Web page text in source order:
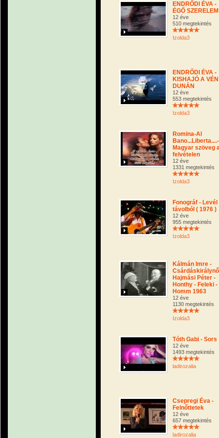
ENDRŐDI ÉVA -
ÉGŐ SZERELEM
12 éve
510 megtekintés
Izolda3
ENDRŐDI ÉVA -
KISHAJÓ A VÉN
DUNÁN
12 éve
553 megtekintés
Izolda3
Romina-Al
Bano...Liberta....-
Magyar szöveg
felvételen
12 éve
1331 megtekintés
Izolda3
Fonográf - Levél
távolból ( 1976 )
12 éve
955 megtekintés
Izolda3
Kálmán Imre -
Hajmási Péter -
Honthy - Feleki -
Homm 1963
12 éve
1130 megtekintés
Izolda3
Tóth Gabi - Sors
12 éve
1493 megtekintés
ladirozalia
Csepregi Éva -
Felnőttetek
12 éve
657 megtekintés
ladirozalia